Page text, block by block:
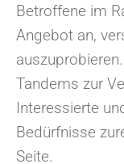
Betroffene im
Angebot an,
Tandems zur
Interessierte
Bedürfnisse
Seite.